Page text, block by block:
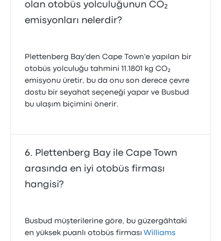
olan otobüs yolculuğunun CO₂
emisyonları nelerdir?
Plettenberg Bay'den Cape Town'e yapılan bir
otobüs yolculuğu tahmini 11.1801 kg CO₂
emisyonu üretir, bu da onu son derece çevre
dostu bir seyahat seçeneği yapar ve Busbud
bu ulaşım biçimini önerir.
Plettenberg Bay ile Cape Town
arasında en iyi otobüs firması
hangisi?
Busbud müşterilerine göre, bu güzergâhtaki
en yüksek puanlı otobüs firmasıWilliams